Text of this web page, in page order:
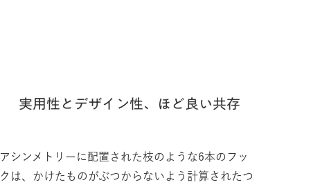
実用性とデザイン性、ほど良い共存
アシンメトリーに配置された枝のような6本のフッ
クは、かけたものがぶつからないよう計算されたつ